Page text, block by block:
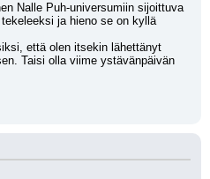
Nalle Puh-universumiin sijoittuva
ja hieno se on kyllä
että olen itsekin lähettänyt
Taisi olla viime ystävänpäivän